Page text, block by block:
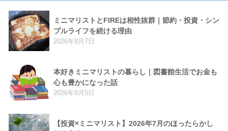
ミニマリストとFIREは相性抜群｜節約・投資・シン
プルライフを続ける理由
2026年8月7日
本好きミニマリストの暮らし｜図書館生活でお金も
心も豊かになった話
2026年8月5日
【投資×ミニマリスト】2026年7月のほったらかし